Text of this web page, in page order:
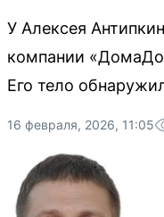
У Алексея
компании
Его тело
16 февраля, 2026, 11:05